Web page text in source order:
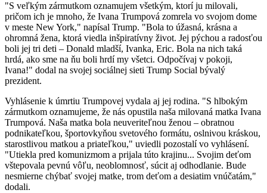
"S veľkým zármutkom oznamujem všetkým, ktorí ju milovali,
pričom ich je mnoho, že Ivana Trumpová zomrela vo svojom dome
v meste New York," napísal Trump. "Bola to úžasná, krásna a
ohromná žena, ktorá viedla inšpiratívny život. Jej pýchou a radosťou
boli jej tri deti – Donald mladší, Ivanka, Eric. Bola na nich taká
hrdá, ako sme na ňu boli hrdí my všetci. Odpočívaj v pokoji,
Ivana!" dodal na svojej sociálnej sieti Trump Social bývalý
prezident.
Vyhlásenie k úmrtiu Trumpovej vydala aj jej rodina. "S hlbokým
zármutkom oznamujeme, že nás opustila naša milovaná matka Ivana
Trumpová. Naša matka bola neuveriteľnou ženou – obratnou
podnikateľkou, športovkyňou svetového formátu, oslnivou kráskou,
starostlivou matkou a priateľkou," uviedli pozostalí vo vyhlásení.
"Utiekla pred komunizmom a prijala túto krajinu... Svojim deťom
vštepovala pevnú vôľu, neoblomnosť, súcit aj odhodlanie. Bude
nesmierne chýbať svojej matke, trom deťom a desiatim vnúčatám,"
dodali.